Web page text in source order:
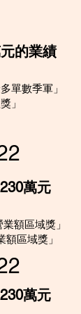
的業績
單數季軍」
」
萬元
額區域獎」
區域獎」
萬元